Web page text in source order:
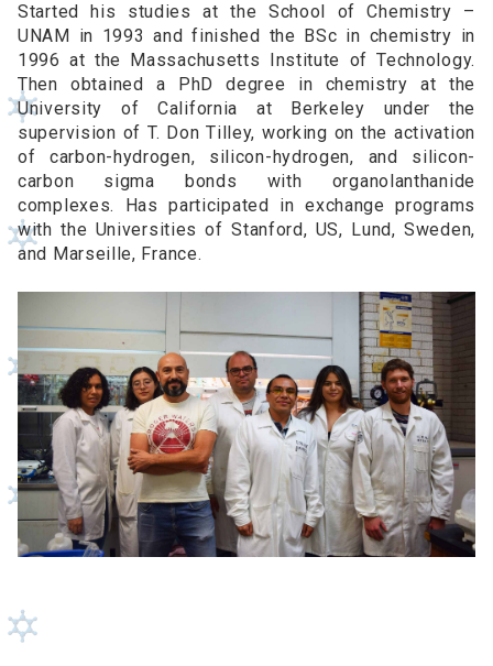
Started his studies at the School of Chemistry –
UNAM in 1993 and finished the BSc in chemistry in
1996 at the Massachusetts Institute of Technology.
Then obtained a PhD degree in chemistry at the
University of California at Berkeley under the
supervision of T. Don Tilley, working on the activation
of carbon-hydrogen, silicon-hydrogen, and silicon-
carbon sigma bonds with organolanthanide
complexes. Has participated in exchange programs
with the Universities of Stanford, US, Lund, Sweden,
and Marseille, France.